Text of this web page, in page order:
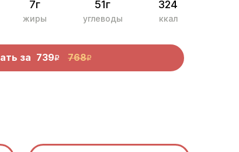
7г
жиры
51г
углеводы
324
ккал
за 739R 768R